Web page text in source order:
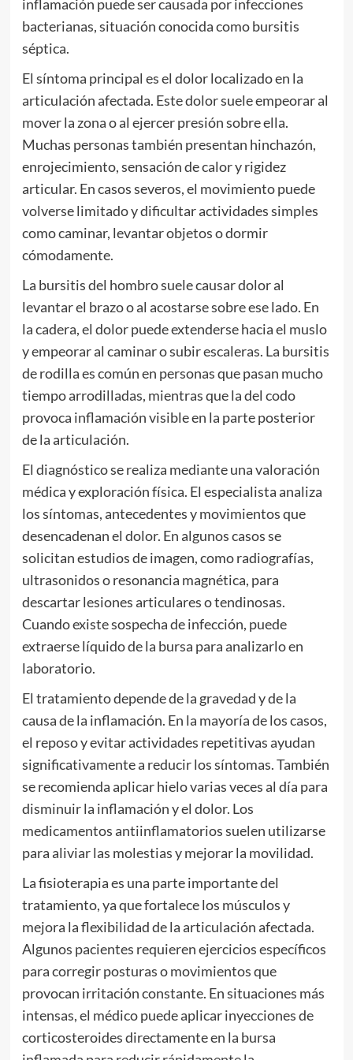
inflamación puede ser causada por infecciones
bacterianas, situación conocida como bursitis
séptica.
El síntoma principal es el dolor localizado en la
articulación afectada. Este dolor suele empeorar al
mover la zona o al ejercer presión sobre ella.
Muchas personas también presentan hinchazón,
enrojecimiento, sensación de calor y rigidez
articular. En casos severos, el movimiento puede
volverse limitado y dificultar actividades simples
como caminar, levantar objetos o dormir
cómodamente.
La bursitis del hombro suele causar dolor al
levantar el brazo o al acostarse sobre ese lado. En
la cadera, el dolor puede extenderse hacia el muslo
y empeorar al caminar o subir escaleras. La bursitis
de rodilla es común en personas que pasan mucho
tiempo arrodilladas, mientras que la del codo
provoca inflamación visible en la parte posterior
de la articulación.
El diagnóstico se realiza mediante una valoración
médica y exploración física. El especialista analiza
los síntomas, antecedentes y movimientos que
desencadenan el dolor. En algunos casos se
solicitan estudios de imagen, como radiografías,
ultrasonidos o resonancia magnética, para
descartar lesiones articulares o tendinosas.
Cuando existe sospecha de infección, puede
extraerse líquido de la bursa para analizarlo en
laboratorio.
El tratamiento depende de la gravedad y de la
causa de la inflamación. En la mayoría de los casos,
el reposo y evitar actividades repetitivas ayudan
significativamente a reducir los síntomas. También
se recomienda aplicar hielo varias veces al día para
disminuir la inflamación y el dolor. Los
medicamentos antiinflamatorios suelen utilizarse
para aliviar las molestias y mejorar la movilidad.
La fisioterapia es una parte importante del
tratamiento, ya que fortalece los músculos y
mejora la flexibilidad de la articulación afectada.
Algunos pacientes requieren ejercicios específicos
para corregir posturas o movimientos que
provocan irritación constante. En situaciones más
intensas, el médico puede aplicar inyecciones de
corticosteroides directamente en la bursa